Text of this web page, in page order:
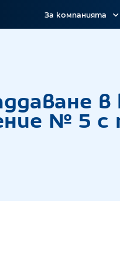
За компанията
№ 5 с